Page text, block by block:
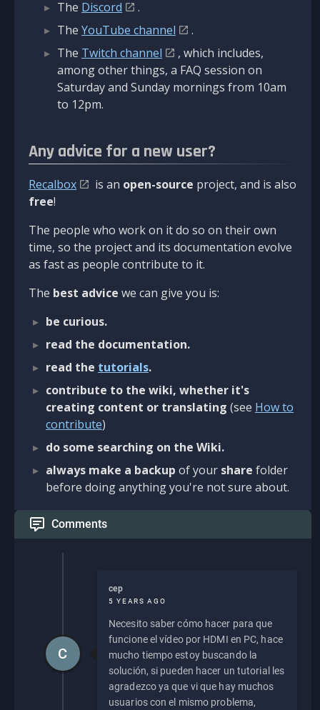
The Discord
.
The YouTube channel
.
The Twitch channel
, which includes,
among other things, a FAQ session on
Saturday and Sunday mornings from 10am
to 12pm.
Any advice for a new user?
Recalbox is an open-source project, and is also
free!
The people who work on it do so on their own
time, so the project and its documentation evolve
as fast as people contribute to it.
The best advice we can give you is:
be curious.
read the documentation.
read the tutorials.
contribute to the wiki, whether it's
creating content or translating (see How to
contribute)
do some searching on the Wiki.
always make a backup of your share folder
before doing anything you're not sure about.
Comments
cep
5 YEARS AGO
Necesito saber cómo hacer para que
funcione el vídeo por HDMI en PC, hace
mucho tiempo estoy buscando la
solución, si pueden hacer un tutorial les
agradezco ya que vi que hay muchos
usuarios con el mismo problema,
C